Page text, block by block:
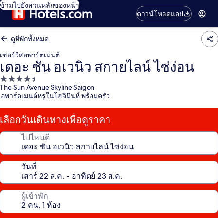
ข้ามไปยังส่วนหลักของหน้า
ดาวน์โหลดแอป
ดูที่พักทั้งหมด
เซอร์วิสอพาร์ตเมนต์
เดอะ ซัน อเวนิว สกายไลน์ ไซ่ง่อน
ที่พัก
4.5
The Sun Avenue Skyline Saigon
อพาร์ตเมนต์หรูในโฮจิมินห์ พร้อมครัว
เลือกวันเดินทางเพื่อดูราคา
ไปไหนดี
วันที่
ผู้เข้าพัก